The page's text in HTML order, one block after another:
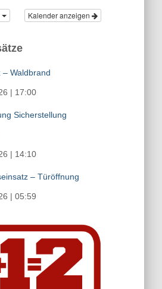
Kalender anzeigen
– Waldbrand
| 17:00
Sicherstellung
| 14:10
– Türöffnung
| 05:59